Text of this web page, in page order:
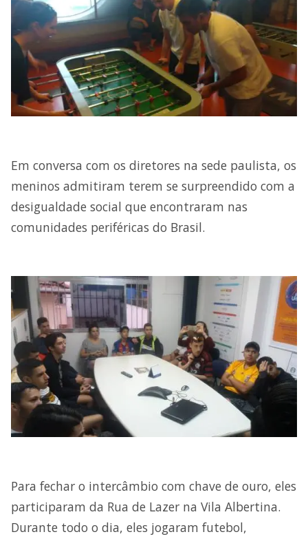
Em conversa com os diretores na sede paulista, os
meninos admitiram terem se surpreendido com a
desigualdade social que encontraram nas
comunidades periféricas do Brasil.
Para fechar o intercâmbio com chave de ouro, eles
participaram da Rua de Lazer na Vila Albertina.
Durante todo o dia, eles jogaram futebol,